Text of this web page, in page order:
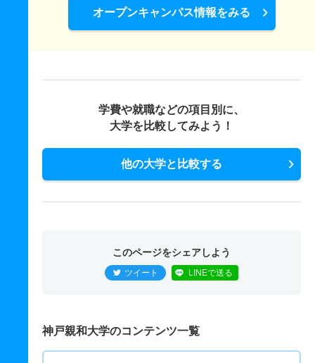
オープンキャンパス情報をみる
学費や就職などの項目別に、
大学を比較してみよう！
他の大学と比較する
このページをシェアしよう
ツイート LINEで送る
神戸親和大学のコンテンツ一覧